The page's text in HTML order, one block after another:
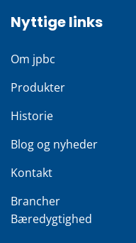
Nyttige links
Om jpbc
Produkter
Historie
Blog og nyheder
Kontakt
Brancher
Bæredygtighed